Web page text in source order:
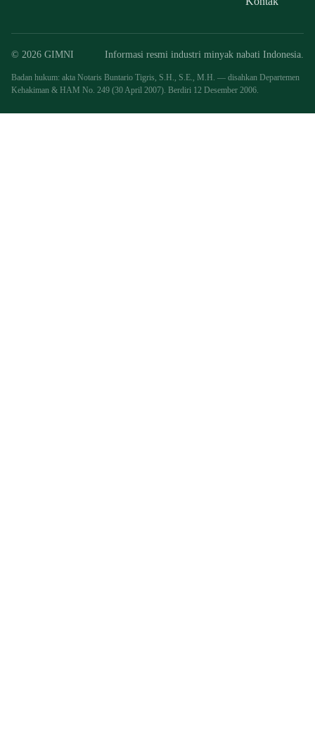
© 2026 GIMNI Informasi resmi industri minyak nabati Indonesia.
Badan hukum: akta Notaris Buntario Tigris, S.H., S.E., M.H. — disahkan Departemen
Kehakiman & HAM No. 249 (30 April 2007). Berdiri 12 Desember 2006.